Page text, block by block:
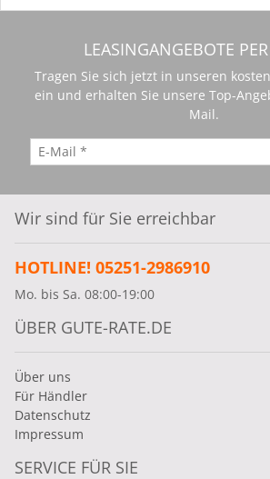
LEASINGANGEBOTE
Tragen Sie sich jetzt in unseren
ein und erhalten Sie unsere Top-
Mail.
Wir sind für Sie erreichbar
HOTLINE! 05251-2986910
Mo. bis Sa. 08:00-19:00
ÜBER GUTE-RATE.DE
Über uns
Für Händler
Datenschutz
Impressum
SERVICE FÜR SIE